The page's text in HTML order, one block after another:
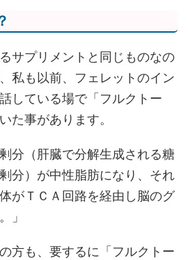
サプリメントと同じものなの
私も以前、フェレットのイン
している場で「フルクトー
た事があります。
分（肝臓で分解生成される糖
分）が中性脂肪になり、それ
がＴＣＡ回路を経由し脳のグ
」
方も、要するに「フルクトー